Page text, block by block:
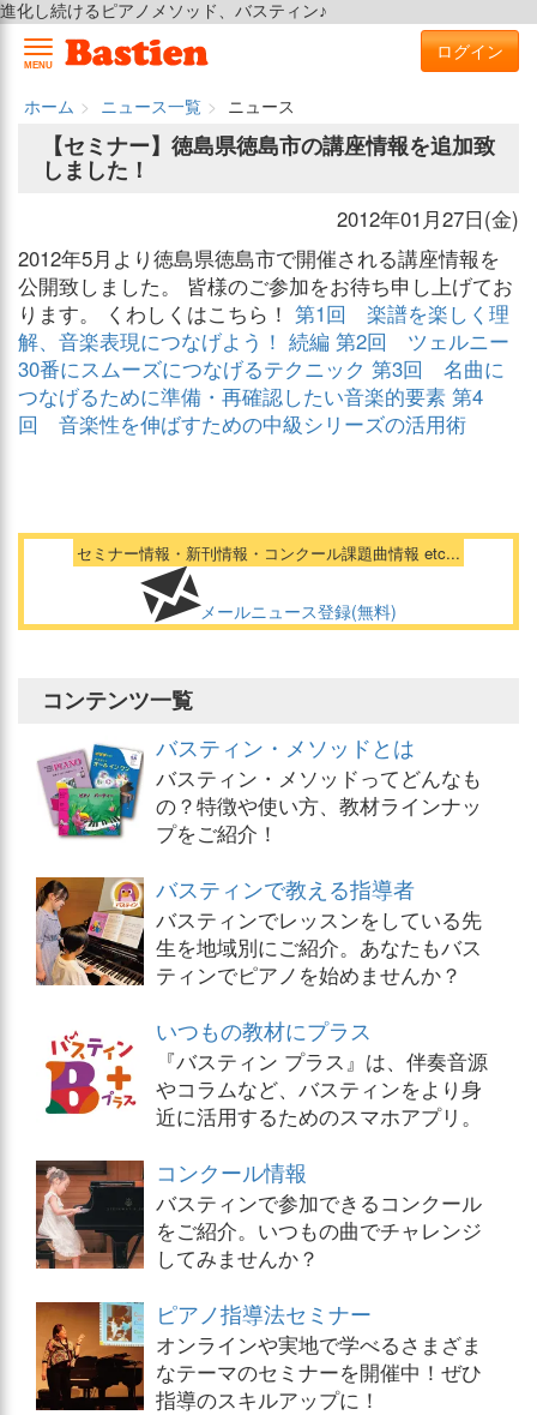
進化し続けるピアノメソッド、バスティン♪
MENU
ログイン
ホーム ニュース一覧
ニュース
【セミナー】徳島県徳島市の講座情報を追加致
しました！
2012年01月27日(金)
2012年5月より徳島県徳島市で開催される講座情報を
公開致しました。 皆様のご参加をお待ち申し上げてお
ります。 くわしくはこちら！ 第1回 楽譜を楽しく理
解、音楽表現につなげよう！ 続編 第2回 ツェルニー
30番にスムーズにつなげるテクニック 第3回 名曲に
つなげるために準備・再確認したい音楽的要素 第4
回 音楽性を伸ばすための中級シリーズの活用術
セミナー情報・新刊情報・コンクール課題曲情報 etc...
メールニュース登録(無料)
コンテンツ一覧
バスティン・メソッドとは
バスティン・メソッドってどんなも
の？特徴や使い方、教材ラインナッ
プをご紹介！
バスティンで教える指導者
バスティンでレッスンをしている先
生を地域別にご紹介。あなたもバス
ティンでピアノを始めませんか？
いつもの教材にプラス
『バスティン プラス』は、伴奏音源
やコラムなど、バスティンをより身
近に活用するためのスマホアプリ。
コンクール情報
バスティンで参加できるコンクール
をご紹介。いつもの曲でチャレンジ
してみませんか？
ピアノ指導法セミナー
オンラインや実地で学べるさまざま
なテーマのセミナーを開催中！ぜひ
指導のスキルアップに！